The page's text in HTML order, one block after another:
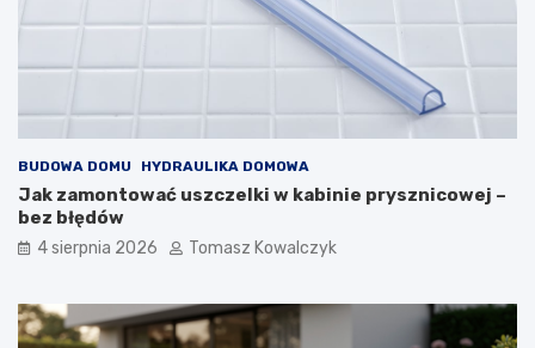
BUDOWA DOMU HYDRAULIKA DOMOWA
Jak zamontować uszczelki w kabinie prysznicowej –
bez błędów
4 sierpnia 2026 Tomasz Kowalczyk